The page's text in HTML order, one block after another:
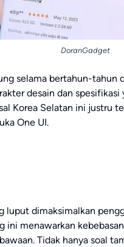
DoranGadget
selama bertahun-tahun
desain dan
Korea Selatan ini justru
One UI.
luput dimaksimalkan
ini menawarkan
Tidak hanya soal